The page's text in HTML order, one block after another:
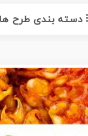
دسته بندی طرح ها